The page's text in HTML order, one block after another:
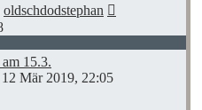
oldschdodstephan
15.3.
12 Mär 2019, 22:05